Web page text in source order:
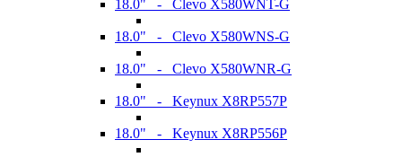
18.0" - Clevo X580WNT-G
18.0" - Clevo X580WNS-G
18.0" - Clevo X580WNR-G
18.0" - Keynux X8RP557P
18.0" - Keynux X8RP556P